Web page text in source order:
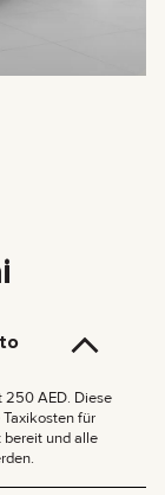
250 AED. Diese
für
bereit und alle